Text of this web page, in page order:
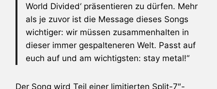
World Divided‘ präsentieren zu dürfen. Mehr
als je zuvor ist die Message dieses Songs
wichtiger: wir müssen zusammenhalten in
dieser immer gespalteneren Welt. Passt auf
euch auf und am wichtigsten: stay metal!“
Der Song wird Teil einer limitierten Split-7″-